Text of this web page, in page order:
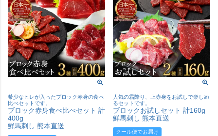
希少なヒレが入ったブロック赤身の食べ
比べセットです。
ブロック赤身食べ比べセット 計
400g
鮮馬刺し 熊本直送
人気の霜降り、上赤身をお試しで楽しめ
るセットです。
ブロックお試しセット 計160g
鮮馬刺し 熊本直送
クール便でお届け